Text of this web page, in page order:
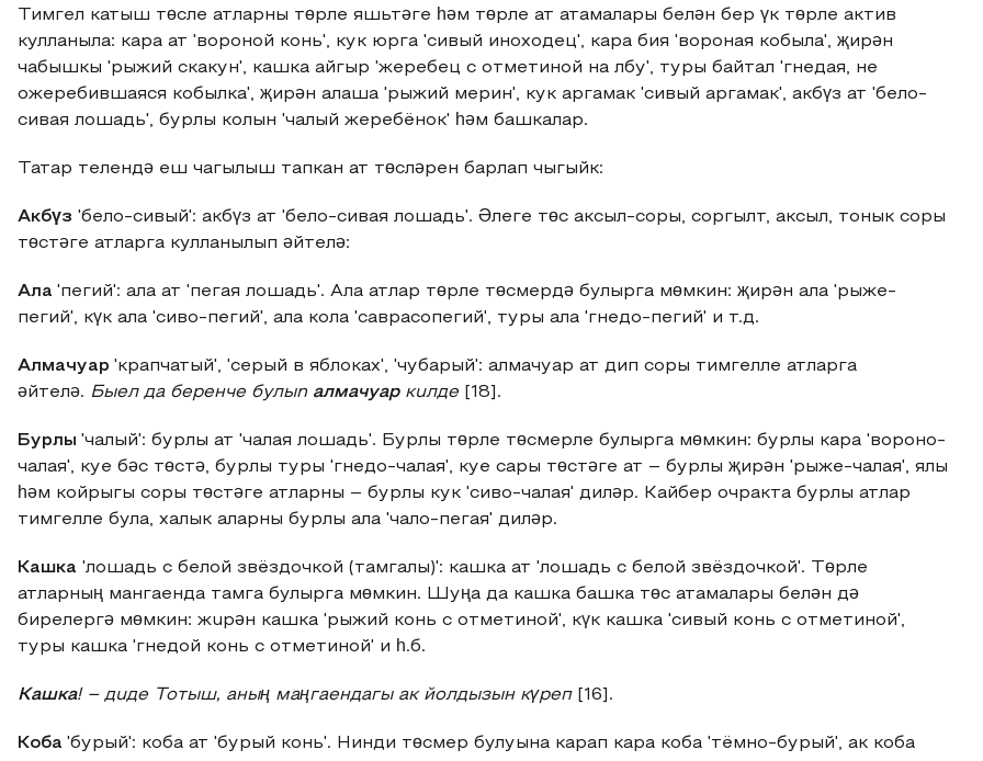
Тимгел катыш төсле атларны төрле яшьтәге һәм төрле ат атамалары белән бер үк төрле актив
кулланыла: кара ат 'вороной конь', кук юрга 'сивый иноходец', кара бия 'вороная кобыла', җирəн
чабышкы 'рыжий скакун', кашка айгыр 'жеребец с отметиной на лбу', туры байтал 'гнедая, не
ожеребившаяся кобылка', җирəн алаша 'рыжий мерин', кук аргамак 'сивый аргамак', акбүз ат 'бело-
сивая лошадь', бурлы колын 'чалый жеребёнок' һәм башкалар.
Татар телендә еш чагылыш тапкан ат төсләрен барлап чыгыйк:
Акбүз 'бело-сивый': акбүз ат 'бело-сивая лошадь'. Әлеге төс аксыл-соры, соргылт, аксыл, тонык соры
төстәге атларга кулланылып әйтелә:
Ала 'пегий': ала ат 'пегая лошадь'. Ала атлар төрле төсмердә булырга мөмкин: җирəн ала 'рыже-
пегий', күк ала 'сиво-пегий', ала кола 'саврасопегий', туры ала 'гнедо-пегий' и т.д.
Алмачуар 'крапчатый', 'серый в яблоках', 'чубарый': алмачуар ат дип соры тимгелле атларга
әйтелә. Быел да беренче булыn алмачуаркuлде [18].
Бурлы 'чалый': бурлы ат 'чалая лошадь'. Бурлы төрле төсмерле булырга мөмкин: бурлы кара 'вороно-
чалая', куе бәс төстә, бурлы туры 'гнедо-чалая', куе сары төстәге ат – бурлы җирəн 'рыже-чалая', ялы
һәм койрыгы соры төстәге атларны – бурлы кук 'сиво-чалая' диләр. Кайбер очракта бурлы атлар
тимгелле була, халык аларны бурлы ала 'чало-пегая' диләр.
Кашка 'лошадь с белой звёздочкой (тамгалы)': кашка ат 'лошадь с белой звёздочкой'. Төрле
атларның мангаенда тамга булырга мөмкин. Шуңа да кашка башка төс атамалары белән дә
бирелергә мөмкин: жuрəн кашка 'рыжий конь с отметиной', күк кашка 'сивый конь с отметиной',
туры кашка 'гнедой конь с отметиной' и һ.б.
Кашка! – дuде Тотыш, аның маңгаендагы ак йолдызын күреп[16].
Коба 'бурый': коба ат 'бурый конь'. Нинди төсмер булуына карап кара коба 'тёмно-бурый', ак коба